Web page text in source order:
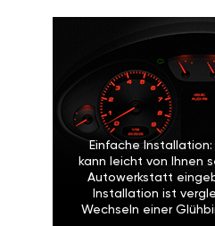
Einfache Installation:
kann leicht von Ihnen
Autowerkstatt
Installation ist
Wechseln einer